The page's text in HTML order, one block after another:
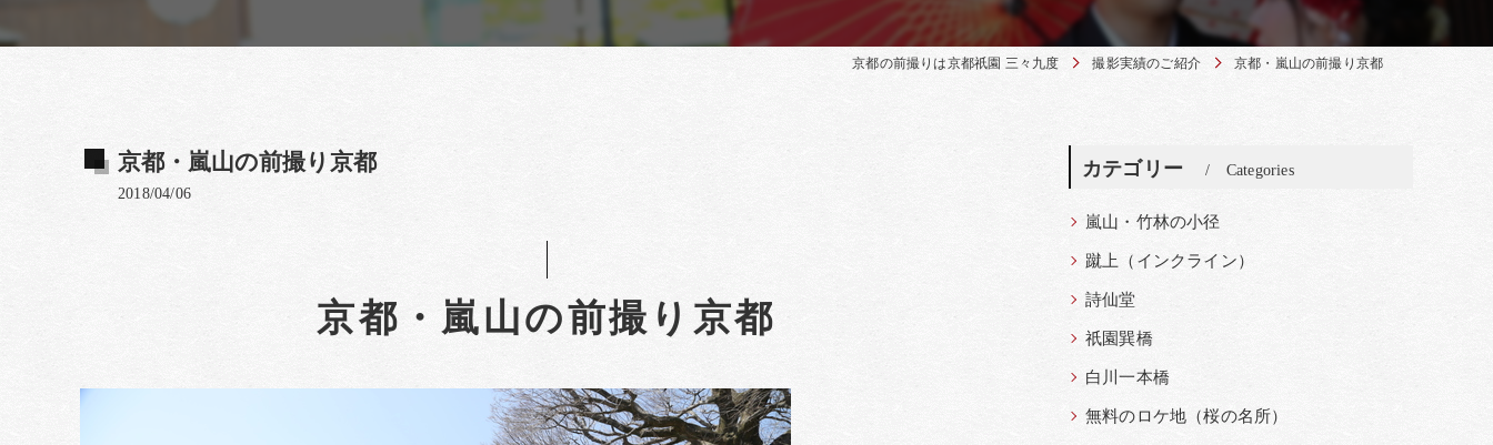
京都の前撮りは京都祇園 三々九度 撮影実績のご紹介 京都・嵐山の前撮り京都
京都・嵐山の前撮り京都
2018/04/06
京都・嵐山の前撮り京都
カテゴリー Categories
嵐山・竹林の小径
蹴上（インクライン）
詩仙堂
祇園巽橋
白川一本橋
無料のロケ地（桜の名所）